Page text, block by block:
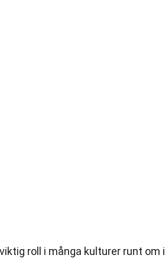
roll i många kulturer runt om i